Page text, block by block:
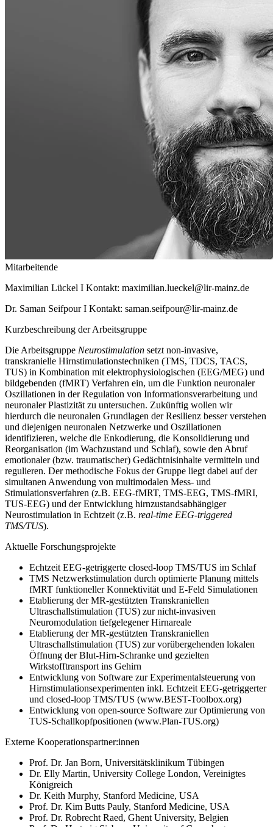
Mitarbeitende
Maximilian Lückel I Kontakt: maximilian.lueckel@lir-mainz.de
Dr. Saman Seifpour I Kontakt: saman.seifpour@lir-mainz.de
Kurzbeschreibung der Arbeitsgruppe
Die Arbeitsgruppe Neurostimulation setzt non-invasive,
transkranielle Hirnstimulationstechniken (TMS, TDCS, TACS,
TUS) in Kombination mit elektrophysiologischen (EEG/MEG) und
bildgebenden (fMRT) Verfahren ein, um die Funktion neuronaler
Oszillationen in der Regulation von Informationsverarbeitung und
neuronaler Plastizität zu untersuchen. Zukünftig wollen wir
hierdurch die neuronalen Grundlagen der Resilienz besser verstehen
und diejenigen neuronalen Netzwerke und Oszillationen
identifizieren, welche die Enkodierung, die Konsolidierung und
Reorganisation (im Wachzustand und Schlaf), sowie den Abruf
emotionaler (bzw. traumatischer) Gedächtnisinhalte vermitteln und
regulieren. Der methodische Fokus der Gruppe liegt dabei auf der
simultanen Anwendung von multimodalen Mess- und
Stimulationsverfahren (z.B. EEG-fMRT, TMS-EEG, TMS-fMRI,
TUS-EEG) und der Entwicklung hirnzustandsabhängiger
Neurostimulation in Echtzeit (z.B. real-time EEG-triggered
TMS/TUS).
Aktuelle Forschungsprojekte
Echtzeit EEG-getriggerte closed-loop TMS/TUS im Schlaf
TMS Netzwerkstimulation durch optimierte Planung mittels
fMRT funktioneller Konnektivität und E-Feld Simulationen
Etablierung der MR-gestützten Transkraniellen
Ultraschallstimulation (TUS) zur nicht-invasiven
Neuromodulation tiefgelegener Hirnareale
Etablierung der MR-gestützten Transkraniellen
Ultraschallstimulation (TUS) zur vorübergehenden lokalen
Öffnung der Blut-Hirn-Schranke und gezielten
Wirkstofftransport ins Gehirn
Entwicklung von Software zur Experimentalsteuerung von
Hirnstimulationsexperimenten inkl. Echtzeit EEG-getriggerter
und closed-loop TMS/TUS (www.BEST-Toolbox.org)
Entwicklung von open-source Software zur Optimierung von
TUS-Schallkopfpositionen (www.Plan-TUS.org)
Externe Kooperationspartner:innen
Prof. Dr. Jan Born, Universitätsklinikum Tübingen
Dr. Elly Martin, University College London, Vereinigtes
Königreich
Dr. Keith Murphy, Stanford Medicine, USA
Prof. Dr. Kim Butts Pauly, Stanford Medicine, USA
Prof. Dr. Robrecht Raed, Ghent University, Belgien